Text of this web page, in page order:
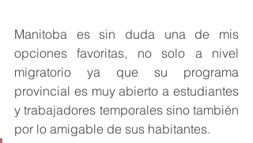
Manitoba es sin duda una de mis
opciones favoritas, no solo a nivel
migratorio ya que su programa
provincial es muy abierto a estudiantes
y trabajadores temporales sino también
por lo amigable de sus habitantes.